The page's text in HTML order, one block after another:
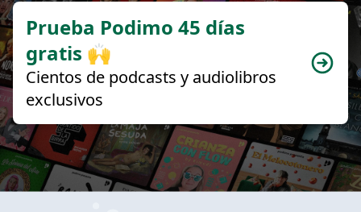
Prueba Podimo 45 días
gratis 🙌
Cientos de podcasts y audiolibros
exclusivos